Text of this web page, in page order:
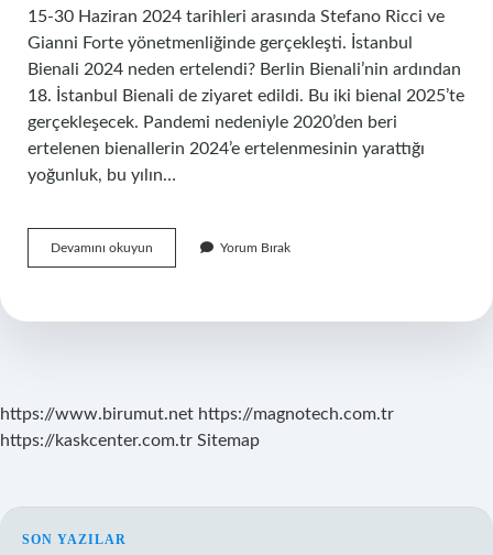
15-30 Haziran 2024 tarihleri ​​arasında Stefano Ricci ve
Gianni Forte yönetmenliğinde gerçekleşti. İstanbul
Bienali 2024 neden ertelendi? Berlin Bienali’nin ardından
18. İstanbul Bienali de ziyaret edildi. Bu iki bienal 2025’te
gerçekleşecek. Pandemi nedeniyle 2020’den beri
ertelenen bienallerin 2024’e ertelenmesinin yarattığı
yoğunluk, bu yılın…
Devamını okuyun
Ne
Yorum Bırak
https://www.birumut.net https://magnotech.com.tr
https://kaskcenter.com.tr Sitemap
SON YAZILAR